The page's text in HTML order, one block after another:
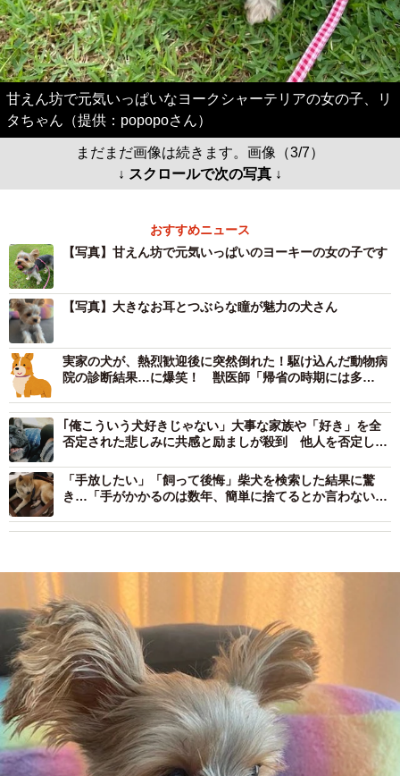
甘えん坊で元気いっぱいなヨークシャーテリアの女の子、リ
タちゃん（提供：popopoさん）
まだまだ画像は続きます。画像（3/7）
↓ スクロールで次の写真 ↓
おすすめニュース
【写真】甘えん坊で元気いっぱいのヨーキーの女の子です
【写真】大きなお耳とつぶらな瞳が魅力の犬さん
実家の犬が、熱烈歓迎後に突然倒れた！駆け込んだ動物病
院の診断結果…に爆笑！ 獣医師「帰省の時期には多
｢俺こういう犬好きじゃない」大事な家族や「好き」を全
否定された悲しみに共感と励ましが殺到 他人を否定しマ
「手放したい」「飼って後悔」柴犬を検索した結果に驚
き…「手がかかるのは数年、簡単に捨てるとか言わない